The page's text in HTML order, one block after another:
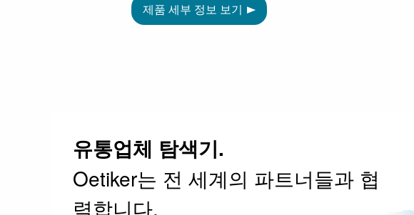
제품 세부 정보 보기
유통업체 탐색기.
Oetiker는 전 세계의 파트너들과 협
력합니다.